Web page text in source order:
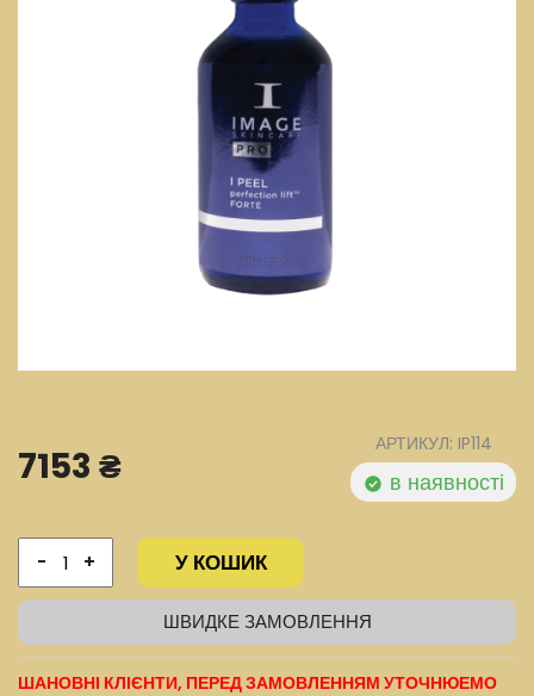
7153 ₴ АРТИКУЛ: IP114
в наявності
- + У КОШИК
ШВИДКЕ ЗАМОВЛЕННЯ
ШАНОВНІ КЛІЄНТИ, ПЕРЕД ЗАМОВЛЕННЯМ УТОЧНЮЕМО